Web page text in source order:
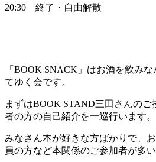
20:30 終了・自由解散
「BOOK SNACK」はお酒を飲み
てゆく会です。
まずはBOOK STAND三田さんの
者の方の自己紹介を一巡行います。
みなさん本が好きな方ばかりで、
員の方など本関係のご参加者が多